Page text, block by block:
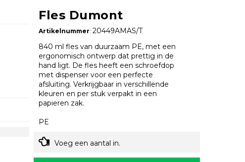
Fles Dumont
Artikelnummer: 20449AMAS/T
840 ml fles van duurzaam PE, met een
ergonomisch ontwerp dat prettig in de
hand ligt. De fles heeft een schroefdop
met dispenser voor een perfecte
afsluiting. Verkrijgbaar in verschillende
kleuren en per stuk verpakt in een
papieren zak.
PE
Voeg een aantal in.